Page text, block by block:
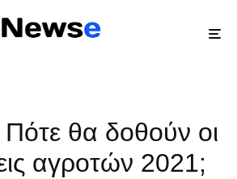
Πότε θα δοθούν οι
αγροτών 2021;